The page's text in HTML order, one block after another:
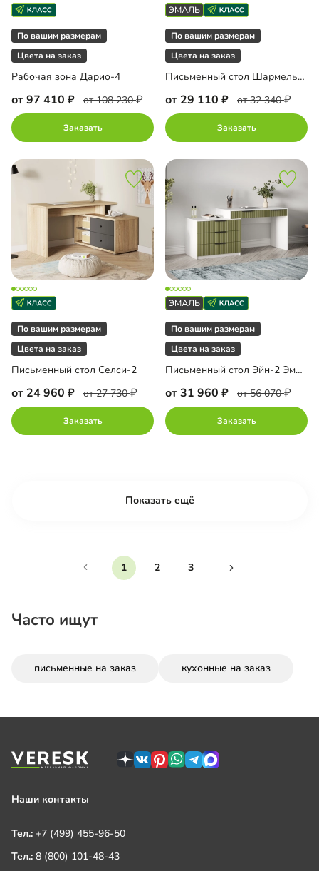
По вашим размерам
Цвета на заказ
Рабочая зона Дарио-4
от 97 410 от 108 230
Заказать
По вашим размерам
Цвета на заказ
Письменный стол Шармель-2 Лайф Эмаль
от 29 110 от 32 340
Заказать
По вашим размерам
Цвета на заказ
Письменный стол Селси-2
от 24 960 от 27 730
Заказать
По вашим размерам
Цвета на заказ
Письменный стол Эйн-2 Эмаль
от 31 960 от 56 070
Заказать
Показать ещё
1 2 3
Часто ищут
письменные на заказ кухонные на заказ
Наши контакты
Тел.: +7 (499) 455-96-50
Тел.: 8 (800) 101-48-43